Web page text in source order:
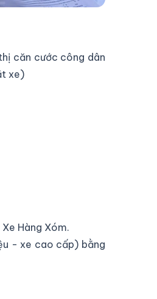
căn cước công dân
xe)
Hàng Xóm.
- xe cao cấp) bằng